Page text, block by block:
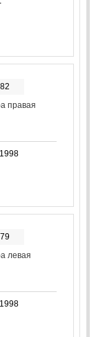
правая
левая